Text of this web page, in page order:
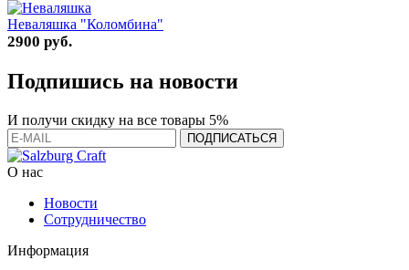
Неваляшка "Коломбина"
2900 руб.
Подпишись на новости
И получи скидку на все товары 5%
О нас
Новости
Сотрудничество
Информация